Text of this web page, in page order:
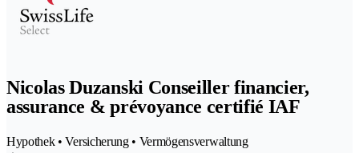
Nicolas Duzanski Conseiller financier,
assurance & prévoyance certifié IAF
Hypothek • Versicherung • Vermögensverwaltung